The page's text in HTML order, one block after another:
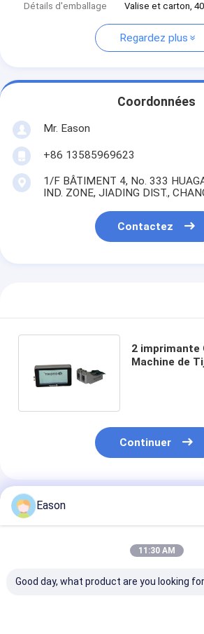
Détails d'emballage
Valise et carton,
Regardez plus
Coordonnées
Mr. Eason
+86 13585969623
1/F BÂTIMENT 4, No. 333
IND. ZONE, JIADING DIST.,
Contactez
2 imprimante
Machine de
Continuer
Produits Recommandés
Eason
11:30 AM
Good day, what product are you looking